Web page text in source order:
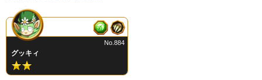
グッキィ
No.884